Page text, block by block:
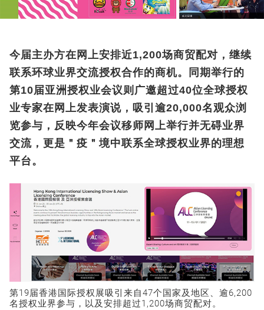
今届主办方在网上安排近1,200场商贸配对，继续
联系环球业界交流授权合作的商机。同期举行的
第10届亚洲授权业会议则广邀超过40位全球授权
业专家在网上发表演说，吸引逾20,000名观众浏
览参与，反映今年会议移师网上举行并无碍业界
交流，更是＂疫＂境中联系全球授权业界的理想
平台。
第19届香港国际授权展吸引来自47个国家及地区、逾6,200
名授权业界参与，以及安排超过1,200场商贸配对。